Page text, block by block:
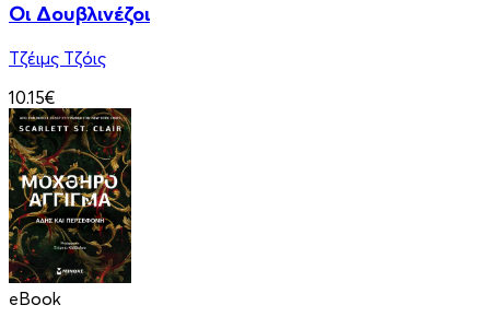
Οι Δουβλινέζοι
Τζέιμς Τζόις
10.15€
eBook